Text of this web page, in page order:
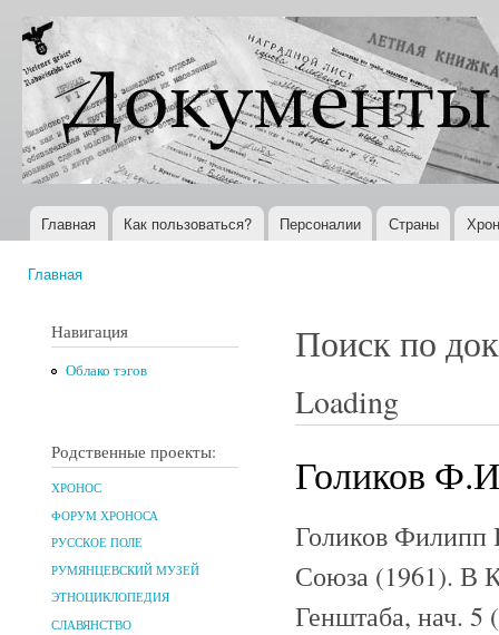
Документы
XX века
Всемирная
история в
Интернете
Главное меню
Главная Как пользоваться? Персоналии Страны
Главная
Навигация
Облако тэгов
Родственные проекты:
ХРОНОС
ФОРУМ ХРОНОСА
РУССКОЕ ПОЛЕ
РУМЯНЦЕВСКИЙ МУЗЕЙ
ЭТНОЦИКЛОПЕДИЯ
СЛАВЯНСТВО
Поиск по
Loading
Голиков
Голиков Филипп
Союза (1961). В
Генштаба, нач. 5